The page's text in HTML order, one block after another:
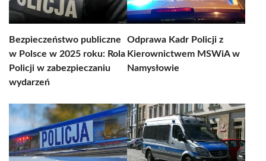
Bezpieczeństwo publiczne
w Polsce w 2025 roku: Rola
Policji w zabezpieczaniu
wydarzeń
Odprawa Kadr Policji z
Kierownictwem MSWiA w
Namysłowie